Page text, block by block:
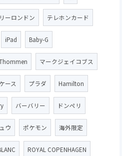
ーロンドン テレホンカード
iPad Baby-G
マークジェイコブス
ース プラダ Hamilton
バーバリー ドンペリ
ウ ポケモン 海外限定
ROYAL COPENHAGEN